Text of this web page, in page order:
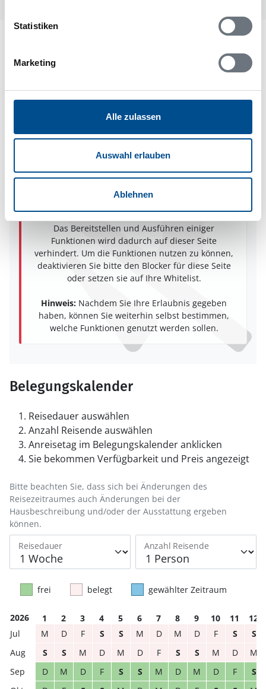
Statistiken
Marketing
Alle zulassen
Auswahl erlauben
Ablehnen
Väbyvägen 99
In Ihrem Browser scheint ein
Skriptblocker/AdBlocker aktiviert zu sein!
Das Bereitstellen und Ausführen einiger
Funktionen wird dadurch auf dieser Seite
verhindert. Um die Funktionen nutzen zu können,
deaktivieren Sie bitte den Blocker für diese Seite
oder setzen sie auf Ihre Whitelist.
Hinweis: Nachdem Sie Ihre Erlaubnis gegeben
haben, können Sie weiterhin selbst bestimmen,
welche Funktionen genutzt werden sollen.
Belegungskalender
Reisedauer auswählen
Anzahl Reisende auswählen
Anreisetag im Belegungskalender anklicken
Sie bekommen Verfügbarkeit und Preis angezeigt
Reisedauer Anzahl Reisende
Bitte beachten Sie, dass sich bei Änderungen des
Reisezeitraumes auch Änderungen bei der
Hausbeschreibung und/oder der Ausstattung ergeben
können.
frei belegt gewählter Zeitraum
2026 1 2 3 4 5 6 7 8 9 10 11
12
M
D F S S M D M D F S
S
S
S M D M D F S S M D
M
D
M D F S S M D M D F
S